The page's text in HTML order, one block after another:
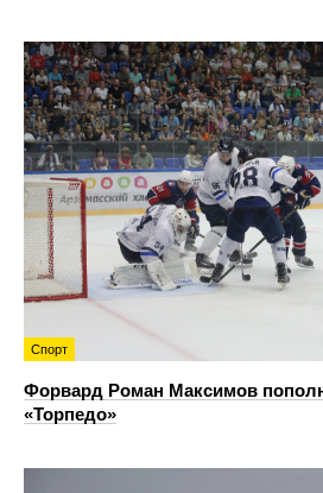
Спорт
Форвард Роман Максимов
«Торпедо»